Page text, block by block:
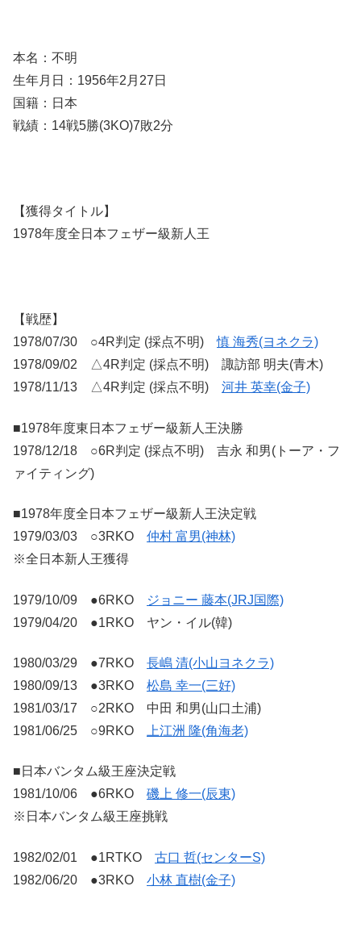
本名：不明
生年月日：1956年2月27日
国籍：日本
戦績：14戦5勝(3KO)7敗2分
【獲得タイトル】
1978年度全日本フェザー級新人王
【戦歴】
1978/07/30 ○4R判定 (採点不明)慎 海秀(ヨネクラ)
1978/09/02 △4R判定 (採点不明) 諏訪部 明夫(青木)
1978/11/13 △4R判定 (採点不明) 河井 英幸(金子)
■1978年度東日本フェザー級新人王決勝
1978/12/18 ○6R判定 (採点不明) 吉永 和男(トーア・フ
ァイティング)
■1978年度全日本フェザー級新人王決定戦
1979/03/03 ○3RKO 仲村 富男(神林)
※全日本新人王獲得
1979/10/09 ●6RKO
ジョニー 藤本(JRJ国際)
1979/04/20 ●1RKO ヤン・イル(韓)
1980/03/29 ●7RKO 長嶋 清(小山ヨネクラ)
1980/09/13 ●3RKO 松島 幸一(三好)
1981/03/17 ○2RKO 中田 和男(山口土浦)
1981/06/25 ○9RKO
上江洲 隆(角海老)
■日本バンタム級王座決定戦
1981/10/06 ●6RKO 磯上 修一(辰東)
※日本バンタム級王座挑戦
1982/02/01 ●1RTKO 古口 哲(センターS)
1982/06/20 ●3RKO 小林 直樹(金子)